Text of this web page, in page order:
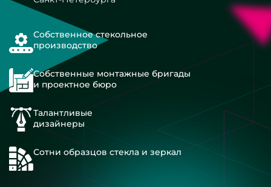
Собственное стекольное
производство
Собственные монтажные бригады
и проектное бюро
Талантливые
дизайнеры
Сотни образцов стекла и зеркал